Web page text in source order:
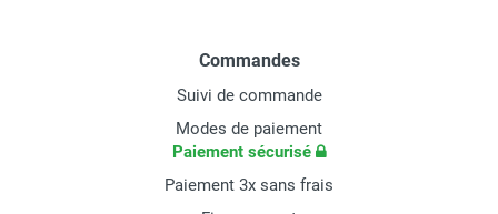
Commandes
Suivi de commande
Modes de paiement
Paiement sécurisé
Paiement 3x sans frais